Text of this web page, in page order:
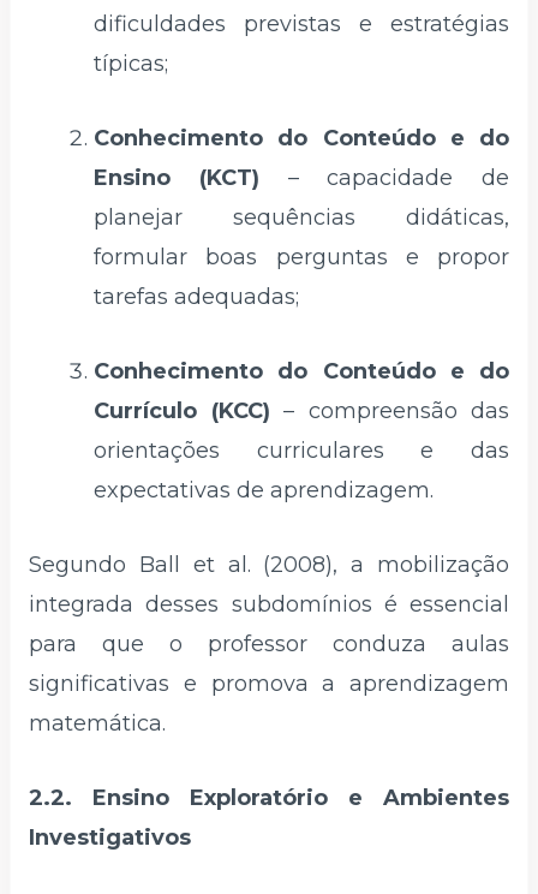
dificuldades previstas e estratégias
típicas;
Conhecimento do Conteúdo e do
Ensino (KCT) – capacidade de
planejar sequências didáticas,
formular boas perguntas e propor
tarefas adequadas;
Conhecimento do Conteúdo e do
Currículo (KCC) – compreensão das
orientações curriculares e das
expectativas de aprendizagem.
Segundo Ball et al. (2008), a mobilização
integrada desses subdomínios é essencial
para que o professor conduza aulas
significativas e promova a aprendizagem
matemática.
2.2. Ensino Exploratório e Ambientes
Investigativos